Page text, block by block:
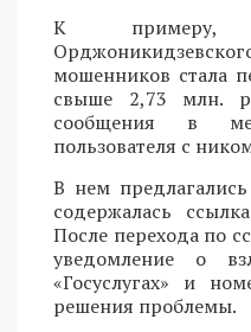
К примеру,
мошенников стала
свыше 2,73 млн.
сообщения в
пользователя с
В нем
содержалась
После перехода по
уведомление о
«Госуслугах» и
решения проблемы.